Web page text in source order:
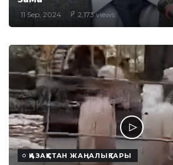
11 Sep, 2024 2,173 views
ҚАЗАҚСТАН ЖАҢАЛЫҚТАРЫ